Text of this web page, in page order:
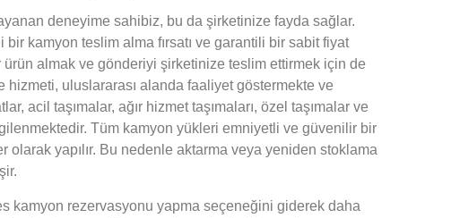
deneyime sahibiz, bu da şirketinize fayda sağlar.
kamyon teslim alma fırsatı ve garantili bir sabit fiyat
ürün almak ve gönderiyi şirketinize teslim ettirmek için de
uluslararası alanda faaliyet göstermekte ve
acil taşımalar, ağır hizmet taşımaları, özel taşımalar ve
Tüm kamyon yükleri emniyetli ve güvenilir bir
olarak yapılır. Bu nedenle aktarma veya yeniden stoklama
kamyon rezervasyonu yapma seçeneğini giderek daha